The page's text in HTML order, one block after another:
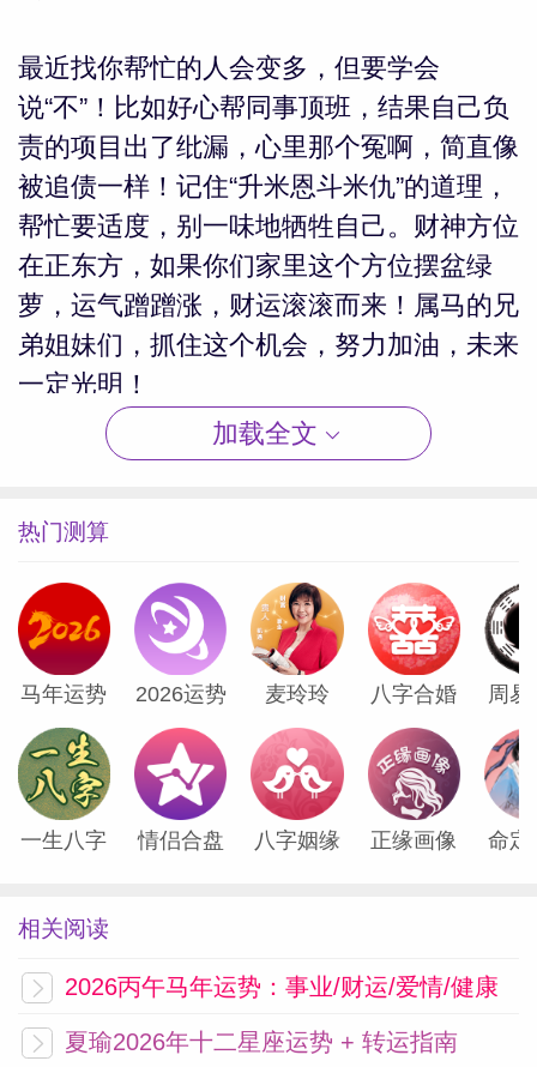
最近找你帮忙的人会变多，但要学会
说“不”！比如好心帮同事顶班，结果自己负
责的项目出了纰漏，心里那个冤啊，简直像
被追债一样！记住“升米恩斗米仇”的道理，
帮忙要适度，别一味地牺牲自己。财神方位
在正东方，如果你们家里这个方位摆盆绿
萝，运气蹭蹭涨，财运滚滚而来！属马的兄
弟姐妹们，抓住这个机会，努力加油，未来
一定光明！
属鸡的小伙伴们，8月上旬简直就是你们的
舞台，运气好得让人羡慕得直流口水！这段
时间你们说的每一句话都特别有分量，大家
都听得特别认真。说到桃花运，简直旺得让
人想发出粉红泡泡，单身的鸡宝子们最近可
能会被多个小伙伴表白，真的是让人有点挑
花眼的感觉。
这个时候一定要睁大眼睛，选一个能和你聊
的长久之道！有趣的灵魂可比颜值长得耐
看，颜值再高，聊不来就像两块石头，碰撞
制造点小惊喜，就能让对方感动得在朋友圈
加载全文
热门测算
马年运势 2026运势 麦玲玲 八字合婚 周易
一生八字 情侣合盘 八字姻缘 正缘画像 命定
相关阅读
2026丙午马年运势：事业/财运/爱情/健康
夏瑜2026年十二星座运势 + 转运指南